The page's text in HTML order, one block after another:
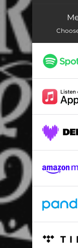
Det
O Come,
Julen
En rose
De
Dejlig er